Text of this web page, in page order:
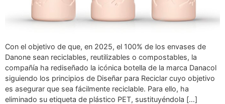
Con el objetivo de que, en 2025, el 100% de los envases de
Danone sean reciclables, reutilizables o compostables, la
compañía ha rediseñado la icónica botella de la marca Danacol
siguiendo los principios de Diseñar para Reciclar cuyo objetivo
es asegurar que sea fácilmente reciclable. Para ello, ha
eliminado su etiqueta de plástico PET, sustituyéndola […]